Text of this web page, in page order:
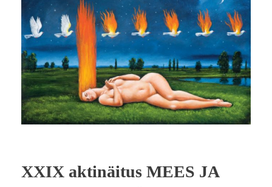
XXIX aktinäitus MEES JA